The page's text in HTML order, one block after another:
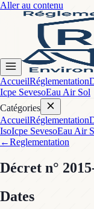
Aller au contenu
AccueilRéglementation
Icpe SevesoEau Air Sol
Catégories
AccueilRéglementation
IsoIcpe SevesoEau Air
←Reglementation
Décret n°
Dates